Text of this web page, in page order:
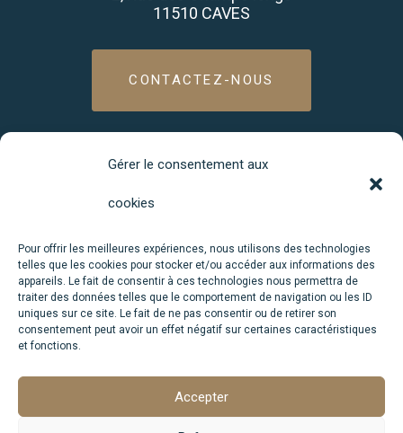
Gérer le consentement aux
cookies
Pour offrir les meilleures expériences, nous utilisons des technologies
telles que les cookies pour stocker et/ou accéder aux informations des
appareils. Le fait de consentir à ces technologies nous permettra de
traiter des données telles que le comportement de navigation ou les ID
uniques sur ce site. Le fait de ne pas consentir ou de retirer son
consentement peut avoir un effet négatif sur certaines caractéristiques
et fonctions.
Accepter
11510 CAVES
CONTACTEZ-NOUS
haut de gamme, éco-responsable et adaptée à tous les usages.
Accueil
L'entreprise
Gamme Hôrizon
Gamme Ôasis
Contact